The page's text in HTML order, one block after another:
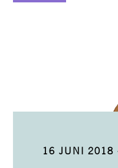
16 JUNI 2018